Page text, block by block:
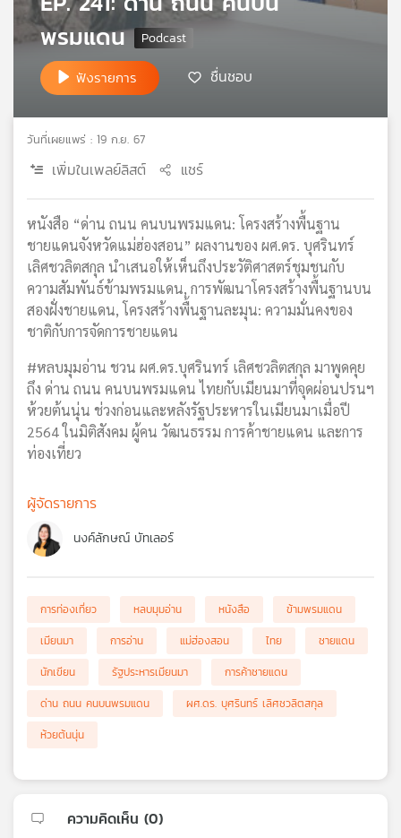
ไทย
พี
บี
แผนที่
เครือ
พรมแดน
ฟังรายการ ชื่นชอบ
วันที่เผยแพร่ : 19 ก.ย. 67
เพิ่มในเพลย์ลิสต์ แชร์
หนังสือ “ด่าน ถนน คนบนพรมแดน: โครงสร้างพื้นฐาน
ชายแดนจังหวัดแม่ฮ่องสอน” ผลงานของ ผศ.ดร. บุศรินทร์
เลิศชวลิตสกุล นำเสนอให้เห็นถึงประวัติศาสตร์ชุมชนกับ
ความสัมพันธ์ข้ามพรมแดน, การพัฒนาโครงสร้างพื้นฐานบน
สองฝั่งชายแดน, โครงสร้างพื้นฐานละมุน: ความมั่นคงของ
ชาติกับการจัดการชายแดน
#หลบมุมอ่าน ชวน ผศ.ดร.บุศรินทร์ เลิศชวลิตสกุล มาพูดคุย
ถึง ด่าน ถนน คนบนพรมแดน ไทยกับเมียนมาที่จุดผ่อนปรนฯ
ห้วยต้นนุ่น ช่วงก่อนและหลังรัฐประหารในเมียนมาเมื่อปี
2564 ในมิติสังคม ผู้คน วัฒนธรรม การค้าชายแดน และการ
ท่องเที่ยว
ผู้จัดรายการ
นงค์ลักษณ์ บัทเลอร์
การท่องเที่ยว หลบมุมอ่าน หนังสือ
ข้ามพรมแดน
เมียนมา
การอ่าน แม่ฮ่องสอน ไทย
ชายแดน
นักเขียน
รัฐประหารเมียนมา
การค้าชายแดน
ด่าน ถนน คนบนพรมแดน
ผศ.ดร. บุศรินทร์ เลิศชวลิตสกุล
ห้วยต้นนุ่น
ความคิดเห็น (0)